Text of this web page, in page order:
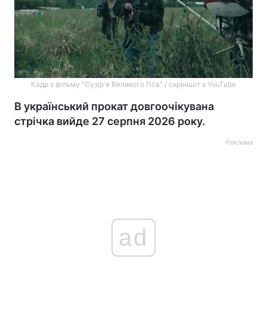
Кадр з фільму "Сузір'я Великого Пса" / скріншот з YouTube
В український прокат довгоочікувана
стрічка вийде 27 серпня 2026 року.
Реклама
ad